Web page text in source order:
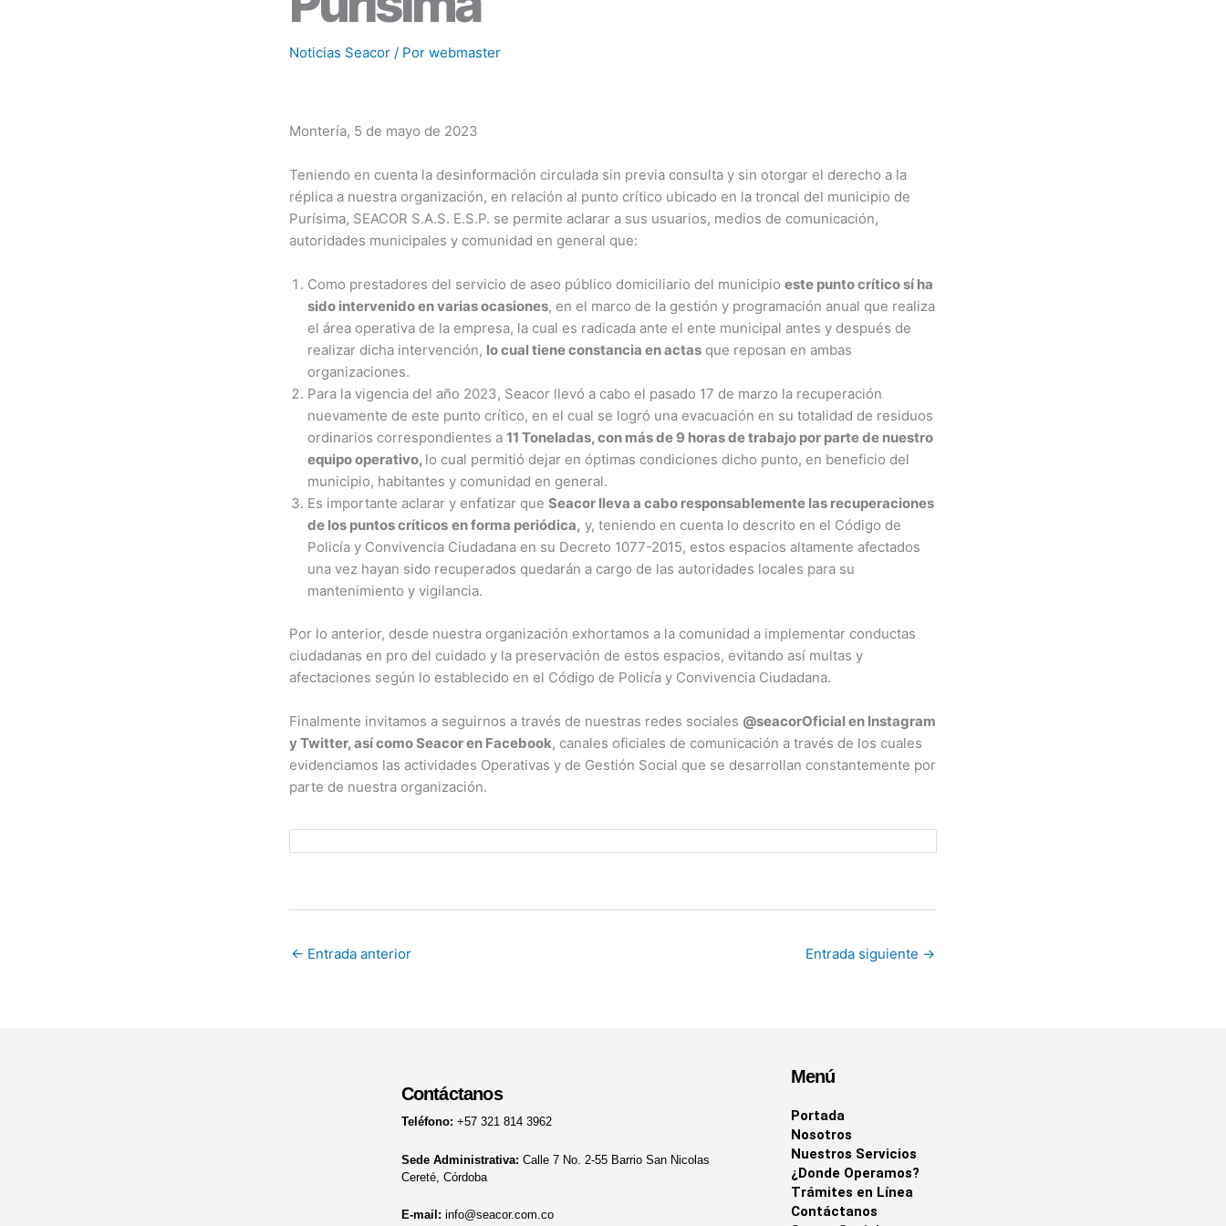
Noticias Seacor / Por webmaster
Montería, 5 de mayo de 2023
Teniendo en cuenta la desinformación circulada sin previa consulta y sin otorgar el derecho a la
réplica a nuestra organización, en relación al punto crítico ubicado en la troncal del municipio de
Purísima, SEACOR S.A.S. E.S.P. se permite aclarar a sus usuarios, medios de comunicación,
autoridades municipales y comunidad en general que:
Como prestadores del servicio de aseo público domiciliario del municipio este punto crítico sí ha
sido intervenido en varias ocasiones, en el marco de la gestión y programación anual que realiza
el área operativa de la empresa, la cual es radicada ante el ente municipal antes y después de
realizar dicha intervención, lo cual tiene constancia en actas que reposan en ambas
organizaciones.
Para la vigencia del año 2023, Seacor llevó a cabo el pasado 17 de marzo la recuperación
nuevamente de este punto crítico, en el cual se logró una evacuación en su totalidad de residuos
ordinarios correspondientes a 11 Toneladas, con más de 9 horas de trabajo por parte de nuestro
equipo operativo, lo cual permitió dejar en óptimas condiciones dicho punto, en beneficio del
municipio, habitantes y comunidad en general.
Es importante aclarar y enfatizar que Seacor lleva a cabo responsablemente las recuperaciones
de los puntos críticos en forma periódica, y, teniendo en cuenta lo descrito en el Código de
Policía y Convivencia Ciudadana en su Decreto 1077-2015, estos espacios altamente afectados
una vez hayan sido recuperados quedarán a cargo de las autoridades locales para su
mantenimiento y vigilancia.
Por lo anterior, desde nuestra organización exhortamos a la comunidad a implementar conductas
ciudadanas en pro del cuidado y la preservación de estos espacios, evitando así multas y
afectaciones según lo establecido en el Código de Policía y Convivencia Ciudadana.
Finalmente invitamos a seguirnos a través de nuestras redes sociales @seacorOficial en Instagram
y Twitter, así como Seacor en Facebook, canales oficiales de comunicación a través de los cuales
evidenciamos las actividades Operativas y de Gestión Social que se desarrollan constantemente por
parte de nuestra organización.
← Entrada anterior Entrada siguiente →
Contáctanos
Teléfono: +57 321 814 3962
Sede Administrativa: Calle 7 No. 2-55 Barrio San Nicolas
Cereté, Córdoba
E-mail: info@seacor.com.co
Menú
Portada
Nosotros
Nuestros Servicios
¿Donde Operamos?
Trámites en Línea
Contáctanos